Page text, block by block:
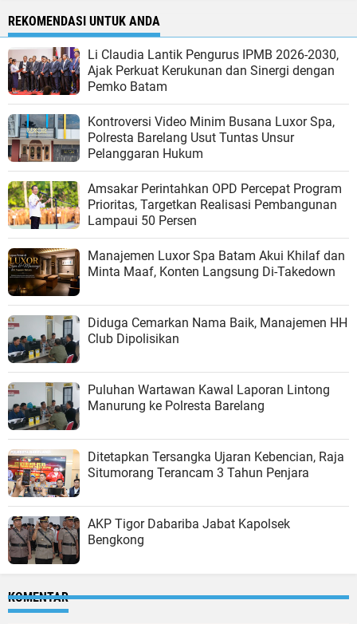
REKOMENDASI UNTUK ANDA
Li Claudia Lantik Pengurus IPMB 2026-2030,
Ajak Perkuat Kerukunan dan Sinergi dengan
Pemko Batam
Kontroversi Video Minim Busana Luxor Spa,
Polresta Barelang Usut Tuntas Unsur
Pelanggaran Hukum
Amsakar Perintahkan OPD Percepat Program
Prioritas, Targetkan Realisasi Pembangunan
Lampaui 50 Persen
Manajemen Luxor Spa Batam Akui Khilaf dan
Minta Maaf, Konten Langsung Di-Takedown
Diduga Cemarkan Nama Baik, Manajemen HH
Club Dipolisikan
Puluhan Wartawan Kawal Laporan Lintong
Manurung ke Polresta Barelang
Ditetapkan Tersangka Ujaran Kebencian, Raja
Situmorang Terancam 3 Tahun Penjara
AKP Tigor Dabariba Jabat Kapolsek
Bengkong
KOMENTAR